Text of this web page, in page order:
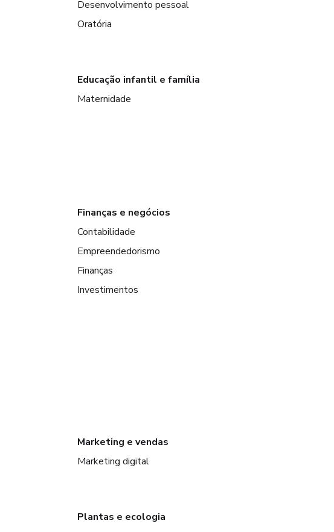
Desenvolvimento pessoal
Oratória
Educação infantil e família
Maternidade
Finanças e negócios
Contabilidade
Empreendedorismo
Finanças
Investimentos
Marketing e vendas
Marketing digital
Plantas e ecologia